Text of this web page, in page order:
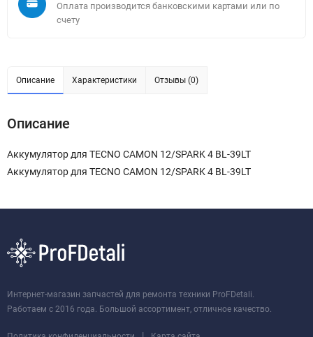
Оплата производится банковскими картами или по
счету
Описание Характеристики Отзывы (0)
Описание
Аккумулятор для TECNO CAMON 12/SPARK 4 BL-39LT
Аккумулятор для TECNO CAMON 12/SPARK 4 BL-39LT
Интернет-магазин запчастей для ремонта техники ProFDetali.
Работаем с 2016 года. Большой ассортимент, отличное качество.